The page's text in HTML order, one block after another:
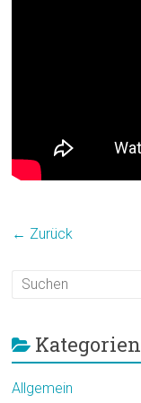
← Zurück
Kategorien
Allgemein